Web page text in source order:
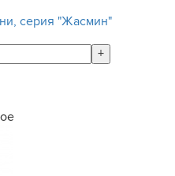
серия "Жасмин"
+